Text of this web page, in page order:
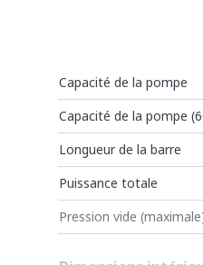
Capacité de la pompe
Capacité de la pompe
Longueur de la barre
Puissance totale
Pression vide